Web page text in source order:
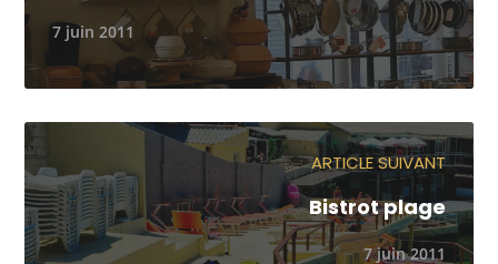
7 juin 2011
ARTICLE SUIVANT
Bistrot plage
7 juin 2011